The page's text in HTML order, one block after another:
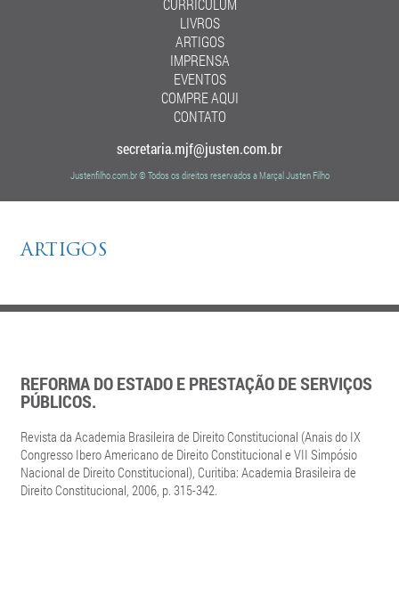
CURRICULUM
LIVROS
ARTIGOS
IMPRENSA
EVENTOS
COMPRE AQUI
CONTATO
secretaria.mjf@justen.com.br
Justenfilho.com.br © Todos os direitos reservados a Marçal Justen Filho
ARTIGOS
REFORMA DO ESTADO E PRESTAÇÃO DE SERVIÇOS
PÚBLICOS.
Revista da Academia Brasileira de Direito Constitucional (Anais do IX
Congresso Ibero Americano de Direito Constitucional e VII Simpósio
Nacional de Direito Constitucional), Curitiba: Academia Brasileira de
Direito Constitucional, 2006, p. 315-342.